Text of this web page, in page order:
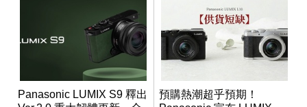
Panasonic LUMIX S9 釋出
預購熱潮超乎預期！